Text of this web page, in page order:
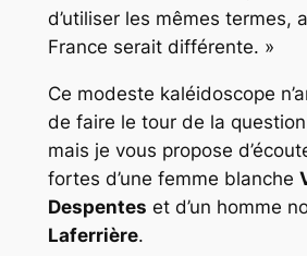
d’utiliser les mêmes termes,
France serait différente. »
Ce modeste kaléidoscope
de faire le tour de la
mais je vous propose
fortes d’une femme blanche
Despentes et d’un homme
Laferrière.